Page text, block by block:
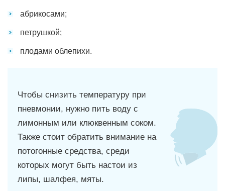
абрикосами;
петрушкой;
плодами облепихи.
Чтобы снизить температуру при
пневмонии, нужно пить воду с
лимонным или клюквенным соком.
Также стоит обратить внимание на
потогонные средства, среди
которых могут быть настои из
липы, шалфея, мяты.